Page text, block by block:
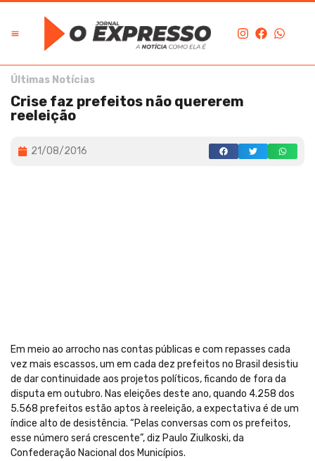
Últimas Notícias
Crise faz prefeitos não quererem
reeleição
21/08/2016
Em meio ao arrocho nas contas públicas e com repasses cada
vez mais escassos, um em cada dez prefeitos no Brasil desistiu
de dar continuidade aos projetos políticos, ficando de fora da
disputa em outubro. Nas eleições deste ano, quando 4.258 dos
5.568 prefeitos estão aptos à reeleição, a expectativa é de um
índice alto de desistência. “Pelas conversas com os prefeitos,
esse número será crescente”, diz Paulo Ziulkoski, da
Confederação Nacional dos Municípios.